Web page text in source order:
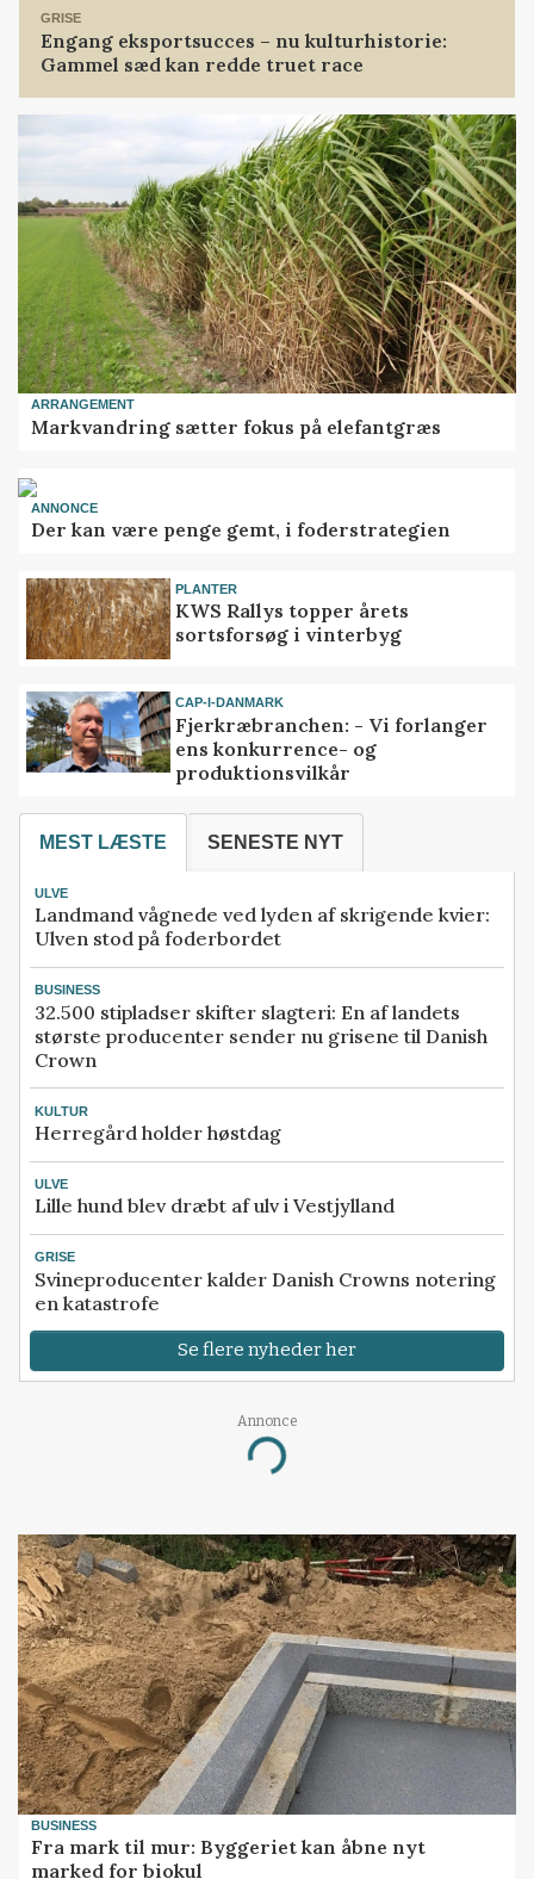
GRISE
Engang eksportsucces – nu kulturhistorie:
Gammel sæd kan redde truet race
ARRANGEMENT
Markvandring sætter fokus på elefantgræs
ANNONCE
Der kan være penge gemt, i foderstrategien
PLANTER
KWS Rallys topper årets
sortsforsøg i vinterbyg
CAP-I-DANMARK
Fjerkræbranchen: - Vi forlanger
ens konkurrence- og
produktionsvilkår
MEST LÆSTE SENESTE NYT
ULVE
Landmand vågnede ved lyden af skrigende kvier:
Ulven stod på foderbordet
BUSINESS
32.500 stipladser skifter slagteri: En af landets
største producenter sender nu grisene til Danish
Crown
KULTUR
Herregård holder høstdag
ULVE
Lille hund blev dræbt af ulv i Vestjylland
GRISE
Svineproducenter kalder Danish Crowns notering
en katastrofe
Se flere nyheder her
Annonce
Loading...
BUSINESS
Fra mark til mur: Byggeriet kan åbne nyt
marked for biokul